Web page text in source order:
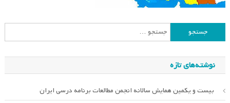
جستجو
برای:
نوشته‌های تازه
بیست و یکمین همایش سالانه انجمن مطالعات برنامه درسی ایران